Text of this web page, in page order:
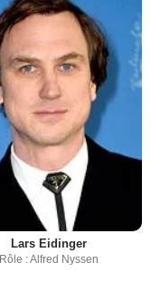
Lars Eidinger
Rôle : Alfred Nyssen